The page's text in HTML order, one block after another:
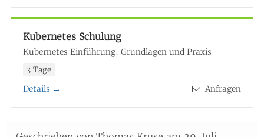
Kubernetes Schulung
Kubernetes Einführung, Grundlagen und Praxis
3 Tage
Details →
Anfragen